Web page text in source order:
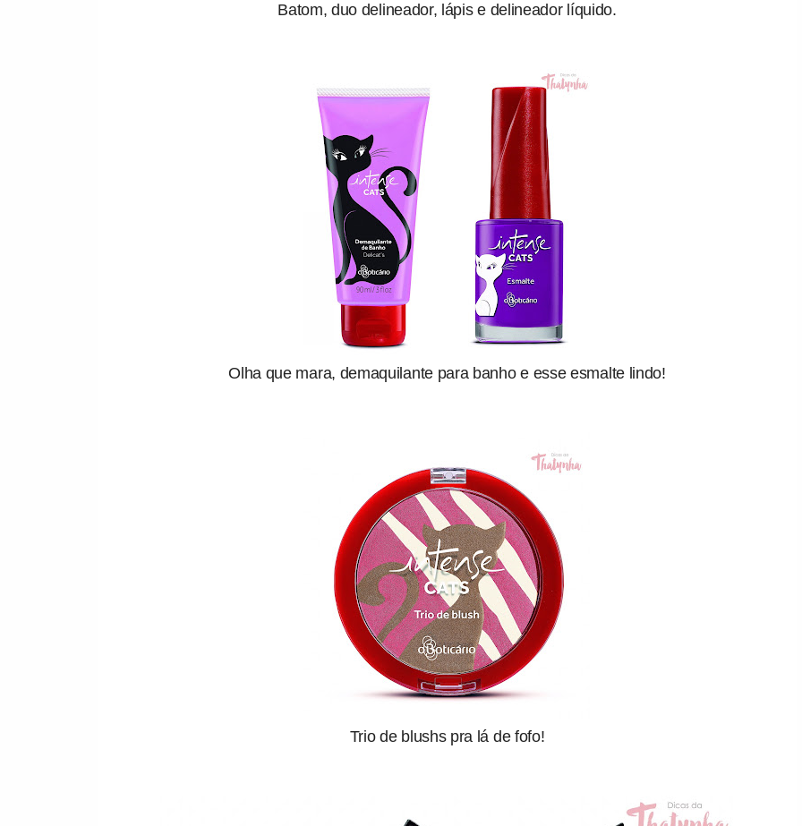
Batom, duo delineador, lápis e delineador líquido.
Olha que mara, demaquilante para banho e esse esmalte lindo!
Trio de blushs pra lá de fofo!